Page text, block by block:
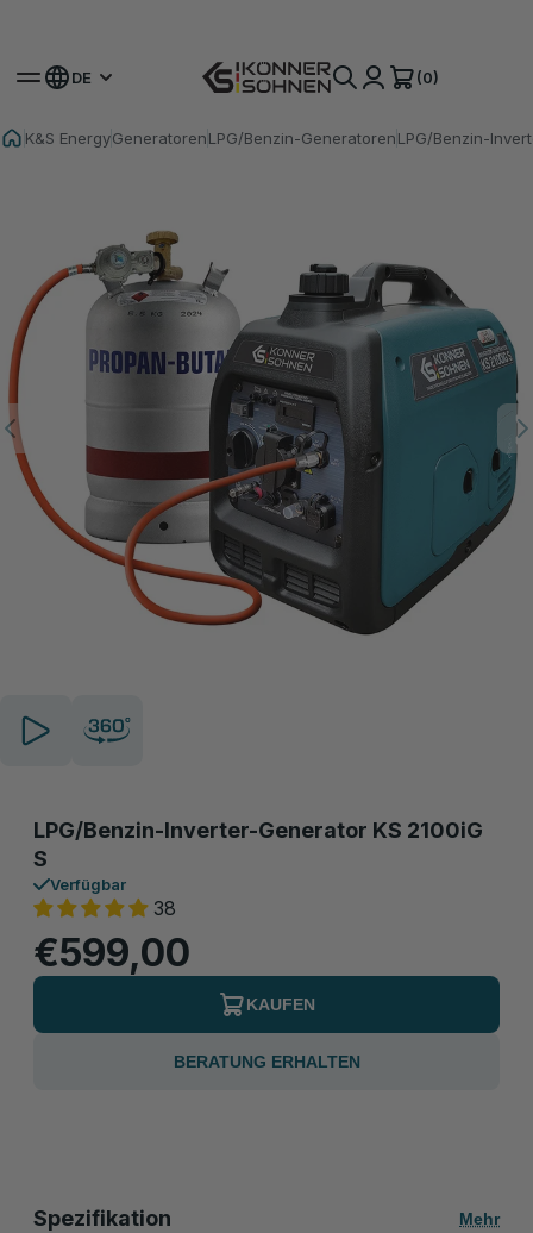
DE (0)
K&S EnergyGeneratorenLPG/Benzin-GeneratorenLPG/Benzin-
LPG/Benzin-Inverter-Generator KS 2100iG
S
Verfügbar
38
€599,00
KAUFEN
BERATUNG ERHALTEN
Spezifikation Mehr